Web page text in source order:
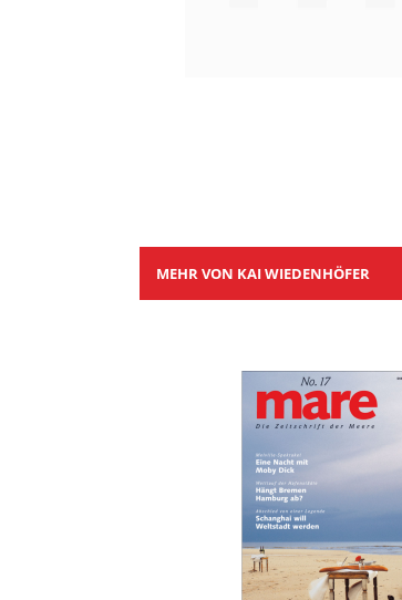
MEHR VON KAI WIEDENHÖFER